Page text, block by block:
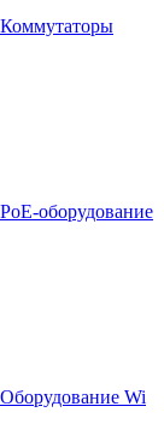
Коммутаторы
PoE-оборудование
Оборудование Wi